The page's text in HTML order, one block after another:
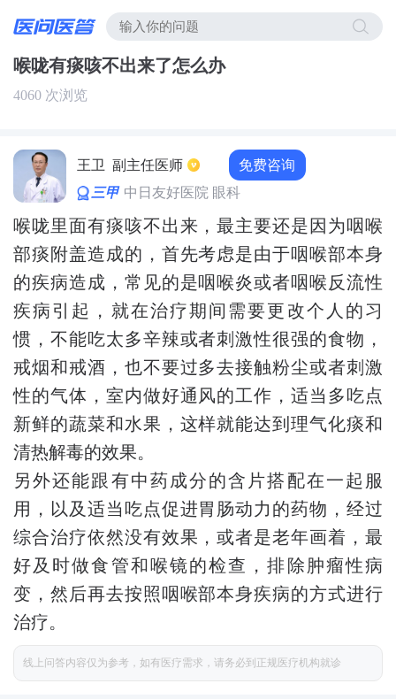
喉咙有痰咳不出来了怎么办
4060 次浏览
王卫 副主任医师 免费咨询
三甲 中日友好医院 眼科
喉咙里面有痰咳不出来，最主要还是因为咽喉
部痰附盖造成的，首先考虑是由于咽喉部本身
的疾病造成，常见的是咽喉炎或者咽喉反流性
疾病引起，就在治疗期间需要更改个人的习
惯，不能吃太多辛辣或者刺激性很强的食物，
戒烟和戒酒，也不要过多去接触粉尘或者刺激
性的气体，室内做好通风的工作，适当多吃点
新鲜的蔬菜和水果，这样就能达到理气化痰和
清热解毒的效果。
另外还能跟有中药成分的含片搭配在一起服
用，以及适当吃点促进胃肠动力的药物，经过
综合治疗依然没有效果，或者是老年画着，最
好及时做食管和喉镜的检查，排除肿瘤性病
变，然后再去按照咽喉部本身疾病的方式进行
治疗。
线上问答内容仅为参考，如有医疗需求，请务必到正规医疗机构就诊